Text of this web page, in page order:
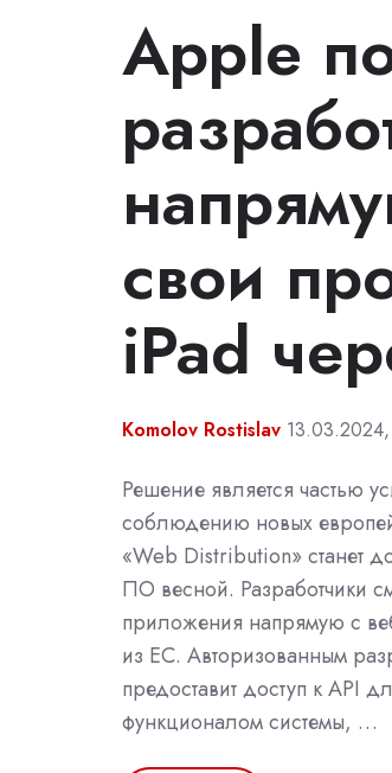
Apple
свои
iPad
Komolov Rostislav
Решение является частью
соблюдению новых
«Web Distribution» станет
ПО весной. Разработчики
приложения напрямую с
из ЕС. Авторизованным
предоставит доступ к API
функционалом системы, …